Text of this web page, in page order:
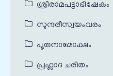
ശ്രീരാമപട്ടാഭിഷേകം
സുന്ദരീസ്വയംവരം
പൂതനാമോക്ഷം
പ്രഹ്ലാദ ചരിതം